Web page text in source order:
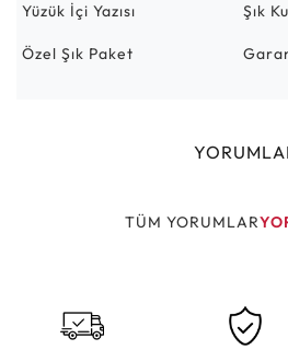
Yüzük İçi Yazısı Şık
Özel Şık Paket
TÜM YORUMLAR